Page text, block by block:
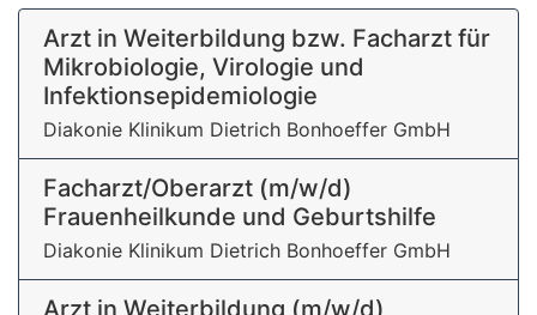
Arzt in Weiterbildung bzw. Facharzt für
Mikrobiologie, Virologie und
Infektionsepidemiologie
Diakonie Klinikum Dietrich Bonhoeffer GmbH
Facharzt/Oberarzt (m/w/d)
Frauenheilkunde und Geburtshilfe
Diakonie Klinikum Dietrich Bonhoeffer GmbH
Arzt in Weiterbildung (m/w/d)